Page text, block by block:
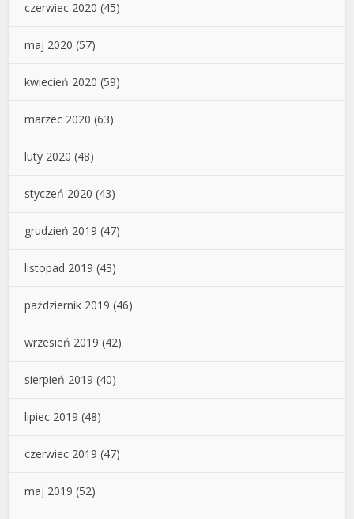
czerwiec 2020 (45)
maj 2020 (57)
kwiecień 2020 (59)
marzec 2020 (63)
luty 2020 (48)
styczeń 2020 (43)
grudzień 2019 (47)
listopad 2019 (43)
październik 2019 (46)
wrzesień 2019 (42)
sierpień 2019 (40)
lipiec 2019 (48)
czerwiec 2019 (47)
maj 2019 (52)